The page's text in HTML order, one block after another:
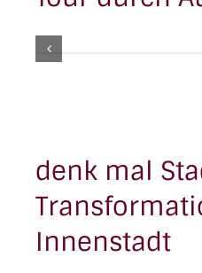
denk mal
Innenstadt